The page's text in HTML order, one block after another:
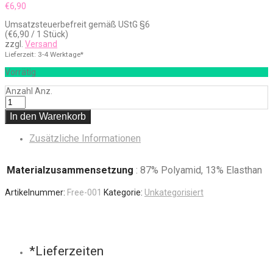
€6,90
Umsatzsteuerbefreit gemäß UStG §6
(€6,90 / 1 Stück)
zzgl. Versand
Lieferzeit: 3-4 Werktage*
Vorrätig
Anzahl Anz.
In den Warenkorb
Zusätzliche Informationen
Materialzusammensetzung : 87% Polyamid, 13% Elasthan
Artikelnummer: Free-001 Kategorie: Unkategorisiert
*Lieferzeiten